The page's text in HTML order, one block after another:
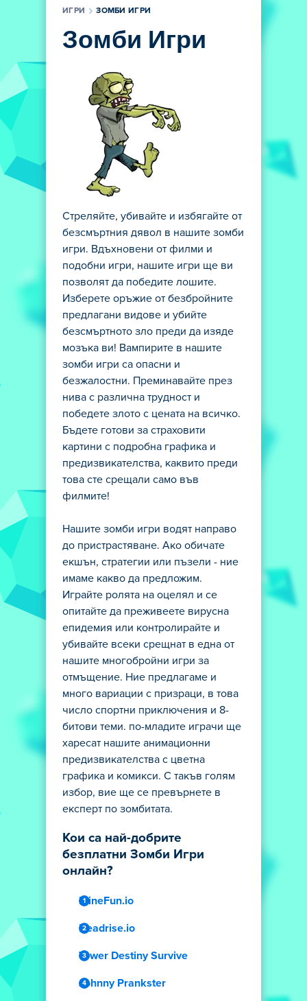
ИГРИ ЗОМБИ ИГРИ
Зомби Игри
Стреляйте, убивайте и избягайте от
безсмъртния дявол в нашите зомби
игри. Вдъхновени от филми и
подобни игри, нашите игри ще ви
позволят да победите лошите.
Изберете оръжие от безбройните
предлагани видове и убийте
безсмъртното зло преди да изяде
мозъка ви! Вампирите в нашите
зомби игри са опасни и
безжалостни. Преминавайте през
нива с различна трудност и
победете злото с цената на всичко.
Бъдете готови за страховити
картини с подробна графика и
предизвикателства, каквито преди
това сте срещали само във
филмите!
Нашите зомби игри водят направо
до пристрастяване. Ако обичате
екшън, стратегии или пъзели - ние
имаме какво да предложим.
Играйте ролята на оцелял и се
опитайте да преживеете вирусна
епидемия или контролирайте и
убивайте всеки срещнат в една от
нашите многобройни игри за
отмъщение. Ние предлагаме и
много вариации с призраци, в това
число спортни приключения и 8-
битови теми. по-младите играчи ще
харесат нашите анимационни
предизвикателства с цветна
графика и комикси. С такъв голям
избор, вие ще се превърнете в
експерт по зомбитата.
Кои са най-добрите
безплатни Зомби Игри
онлайн?
MineFun.io
Deadrise.io
Tower Destiny Survive
Johnny Prankster